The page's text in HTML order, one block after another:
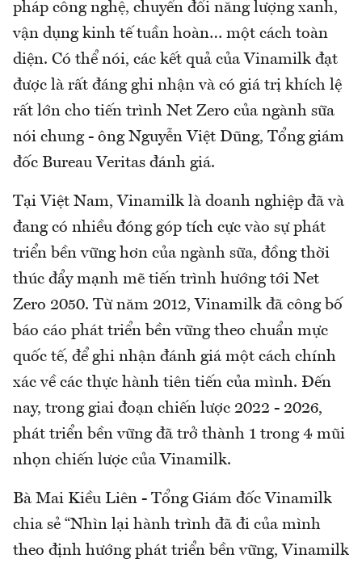
pháp công nghệ, chuyển đổi năng lượng xanh,
vận dụng kinh tế tuần hoàn… một cách toàn
diện. Có thể nói, các kết quả của Vinamilk đạt
được là rất đáng ghi nhận và có giá trị khích lệ
rất lớn cho tiến trình Net Zero của ngành sữa
nói chung - ông Nguyễn Việt Dũng, Tổng giám
đốc Bureau Veritas đánh giá.
Tại Việt Nam, Vinamilk là doanh nghiệp đã và
đang có nhiều đóng góp tích cực vào sự phát
triển bền vững hơn của ngành sữa, đồng thời
thúc đẩy mạnh mẽ tiến trình hướng tới Net
Zero 2050. Từ năm 2012, Vinamilk đã công bố
báo cáo phát triển bền vững theo chuẩn mực
quốc tế, để ghi nhận đánh giá một cách chính
xác về các thực hành tiên tiến của mình. Đến
nay, trong giai đoạn chiến lược 2022 - 2026,
phát triển bền vững đã trở thành 1 trong 4 mũi
nhọn chiến lược của Vinamilk.
Bà Mai Kiều Liên - Tổng Giám đốc Vinamilk
chia sẻ “Nhìn lại hành trình đã đi của mình
theo định hướng phát triển bền vững, Vinamilk